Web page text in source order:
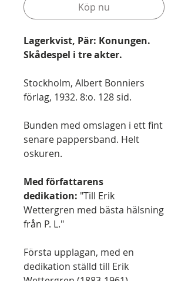
Köp nu
Lagerkvist, Pär: Konungen.
Skådespel i tre akter.
Stockholm, Albert Bonniers
förlag, 1932. 8:o. 128 sid.
Bunden med omslagen i ett fint
senare pappersband. Helt
oskuren.
Med författarens
dedikation: "Till Erik
Wettergren med bästa hälsning
från P. L."
Första upplagan, med en
dedikation ställd till Erik